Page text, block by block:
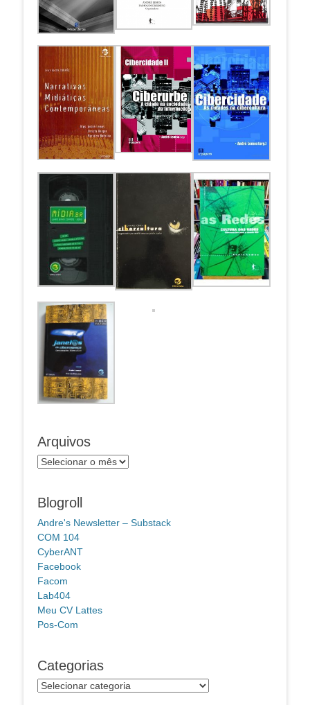
Arquivos
Arquivos
Blogroll
Andre's Newsletter – Substack
COM 104
CyberANT
Facebook
Facom
Lab404
Meu CV Lattes
Pos-Com
Categorias
Categorias